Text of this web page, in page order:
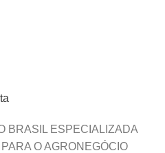
BRASIL ESPECIALIZADA
O AGRONEGÓCIO